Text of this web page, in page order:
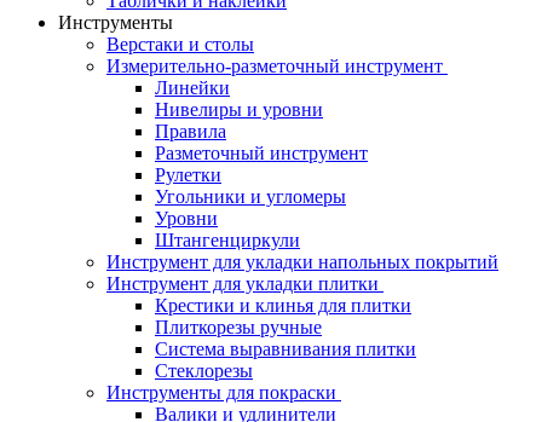
Инструменты
Верстаки и столы
Измерительно-разметочный инструмент
Линейки
Нивелиры и уровни
Правила
Разметочный инструмент
Рулетки
Угольники и угломеры
Уровни
Штангенциркули
Инструмент для укладки напольных покрытий
Инструмент для укладки плитки
Крестики и клинья для плитки
Плиткорезы ручные
Система выравнивания плитки
Стеклорезы
Инструменты для покраски
Валики и удлинители